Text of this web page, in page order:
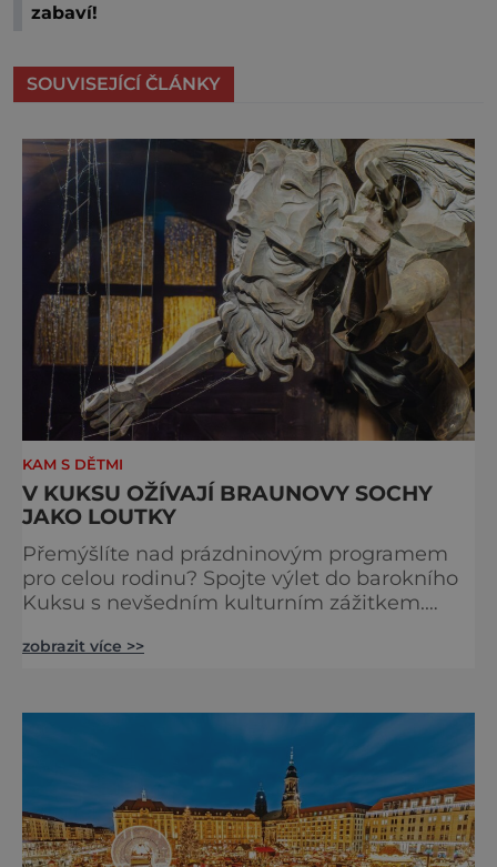
zabaví!
SOUVISEJÍCÍ ČLÁNKY
KAM S DĚTMI
V KUKSU OŽÍVAJÍ BRAUNOVY SOCHY
JAKO LOUTKY
Přemýšlíte nad prázdninovým programem
pro celou rodinu? Spojte výlet do barokního
Kuksu s nevšedním kulturním zážitkem.
Comoedien-Hausu zve na stálou expozici
Matyáše Bernarda Brauna nejen z Kuksu.
Výstava Braunova socha loutkou představuje
padesát autorských loutek řezbáře a scénog
zobrazit více >>